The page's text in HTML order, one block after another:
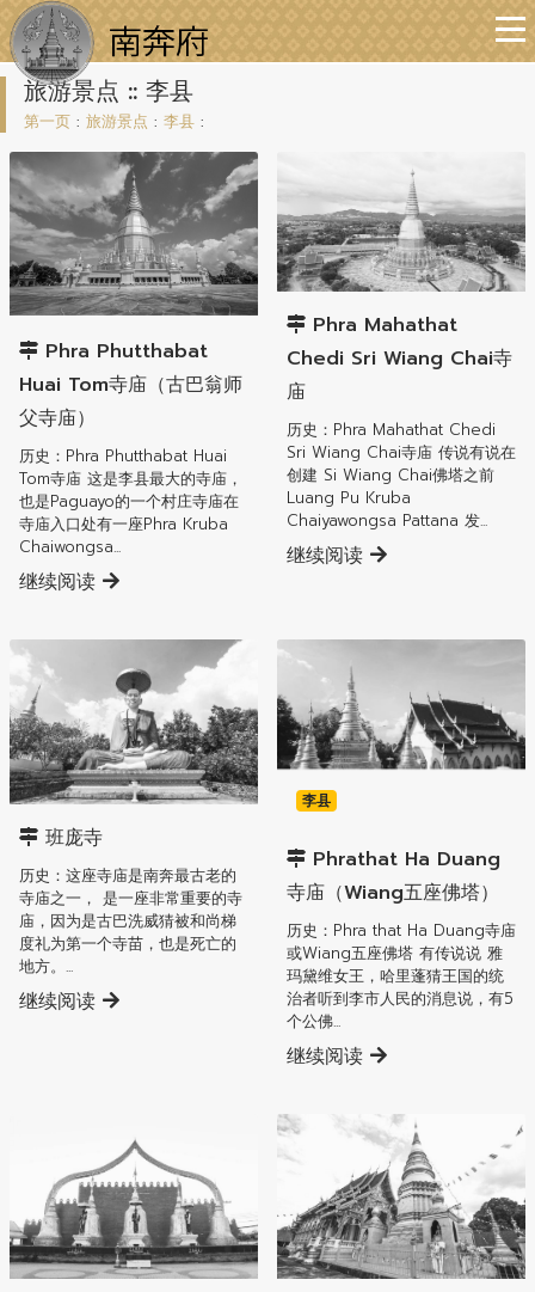
旅游景点 :: 李县
第一页 : 旅游景点 : 李县 :
李县
Phra Phutthabat
Huai Tom寺庙（古巴翁师
父寺庙）
历史：Phra Phutthabat Huai
Tom寺庙 这是李县最大的寺庙，
也是Paguayo的一个村庄寺庙在
寺庙入口处有一座Phra Kruba
Chaiwongsa...
继续阅读
李县
Phra Mahathat
Chedi Sri Wiang Chai寺
庙
历史：Phra Mahathat Chedi
Sri Wiang Chai寺庙 传说有说在
创建 Si Wiang Chai佛塔之前
Luang Pu Kruba
Chaiyawongsa Pattana 发...
继续阅读
李县
班庞寺
历史：这座寺庙是南奔最古老的
寺庙之一， 是一座非常重要的寺
庙，因为是古巴洗威猜被和尚梯
度礼为第一个寺苗，也是死亡的
地方。...
继续阅读
李县
Phrathat Ha Duang
寺庙（Wiang五座佛塔）
历史：Phra that Ha Duang寺庙
或Wiang五座佛塔 有传说说 雅
玛黛维女王，哈里蓬猜王国的统
治者听到李市人民的消息说，有5
个公佛...
继续阅读
李县 李县